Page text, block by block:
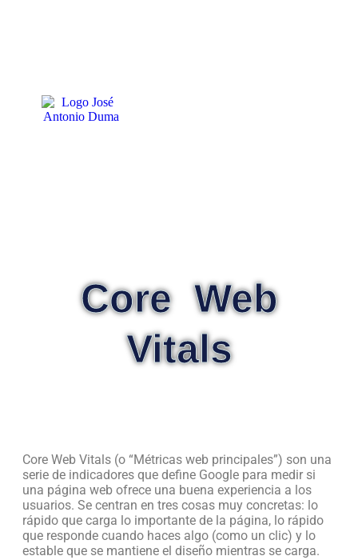
Core Web
Vitals
Core Web Vitals (o “Métricas web principales”) son una
serie de indicadores que define Google para medir si
una página web ofrece una buena experiencia a los
usuarios. Se centran en tres cosas muy concretas: lo
rápido que carga lo importante de la página, lo rápido
que responde cuando haces algo (como un clic) y lo
estable que se mantiene el diseño mientras se carga.